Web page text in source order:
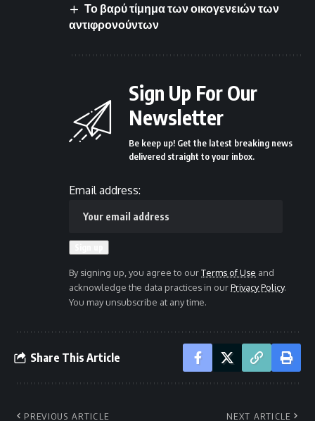
Το βαρύ τίμημα των οικογενειών των
αντιφρονούντων
Sign Up For Our
Newsletter
Be keep up! Get the latest breaking news
delivered straight to your inbox.
Email address:
By signing up, you agree to ourTerms of Use and
acknowledge the data practices in ourPrivacy Policy.
You may unsubscribe at any time.
Share This Article
PREVIOUS ARTICLE NEXT ARTICLE